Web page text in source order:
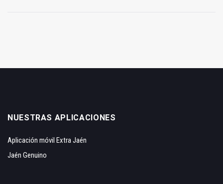
NUESTRAS APLICACIONES
Aplicación móvil Extra Jaén
Jaén Genuino